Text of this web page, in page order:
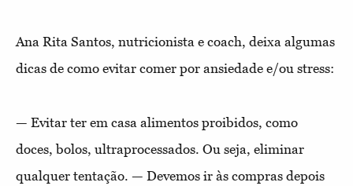
Ana Rita Santos, nutricionista e coach, deixa algumas
dicas de como evitar comer por ansiedade e/ou stress:
— Evitar ter em casa alimentos proibidos, como
doces, bolos, ultraprocessados. Ou seja, eliminar
qualquer tentação. — Devemos ir às compras depois